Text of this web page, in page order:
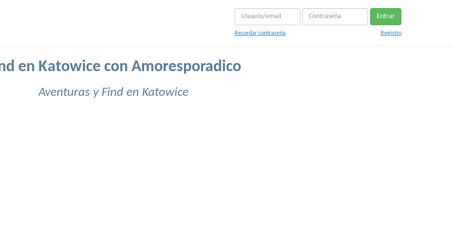
Entrar
Recordar contraseña Registro
en Katowice con Amoresporadico
Aventuras y Find en Katowice